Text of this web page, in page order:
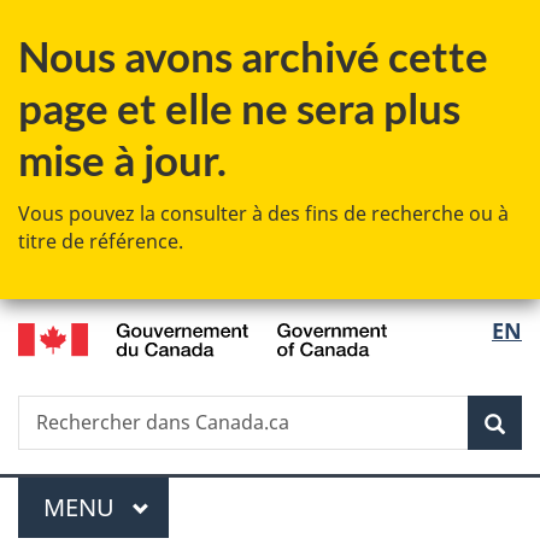
au
principal
à
Au
»
à
version
Nous avons archivé cette
page et elle ne sera plus
mise à jour.
Vous pouvez la consulter à des fins de recherche ou à
titre de référence.
de
la
EN
Recherche
Rechercher
dans
Menu
MENU PRINCIPAL